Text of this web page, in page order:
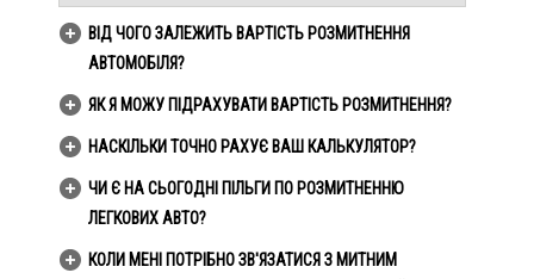
ВІД ЧОГО ЗАЛЕЖИТЬ ВАРТІСТЬ РОЗМИТНЕННЯ
АВТОМОБІЛЯ?
ЯК Я МОЖУ ПІДРАХУВАТИ ВАРТІСТЬ РОЗМИТНЕННЯ?
НАСКІЛЬКИ ТОЧНО РАХУЄ ВАШ КАЛЬКУЛЯТОР?
ЧИ Є НА СЬОГОДНІ ПІЛЬГИ ПО РОЗМИТНЕННЮ
ЛЕГКОВИХ АВТО?
КОЛИ МЕНІ ПОТРІБНО ЗВ'ЯЗАТИСЯ З МИТНИМ